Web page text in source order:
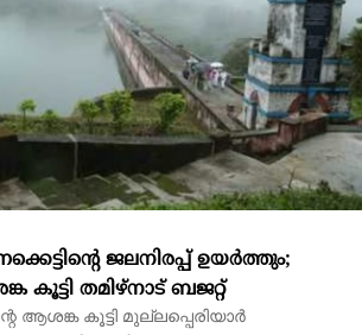
ജലനിരപ്പ് ഉയര്‍ത്തും;
കൂട്ടി തമിഴ്‌നാട് ബജറ്റ്
ആശങ്ക കൂട്ടി മുല്ലപ്പെരിയാര്‍
തമിഴ്‌നാടിന്റെ...